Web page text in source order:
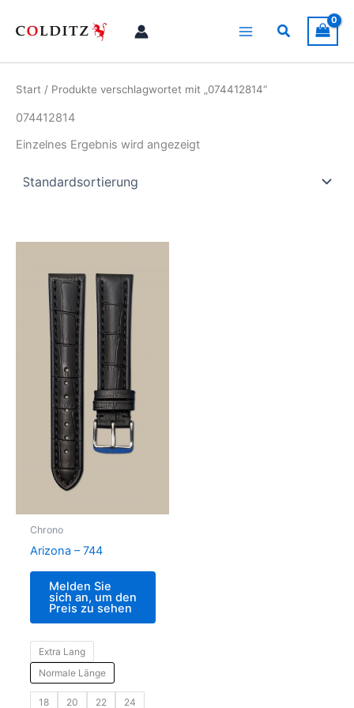
Inhalt
Suchen
Start / Produkte verschlagwortet mit „074412814“
074412814
Einzelnes Ergebnis wird angezeigt
Chrono
Arizona – 744
Melden Sie
sich an, um den
Preis zu sehen
Extra Lang
Normale Länge
18 20 22 24